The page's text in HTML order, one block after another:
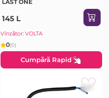
LAST ONE
145 L
Vînzător: VOLTA
0(0)
Cumpără Rapid